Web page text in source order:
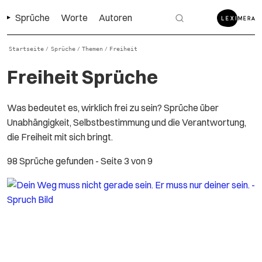
Sprüche Worte Autoren
Startseite / Sprüche / Themen / Freiheit
Freiheit Sprüche
Was bedeutet es, wirklich frei zu sein? Sprüche über
Unabhängigkeit, Selbstbestimmung und die Verantwortung,
die Freiheit mit sich bringt.
98 Sprüche gefunden - Seite 3 von 9